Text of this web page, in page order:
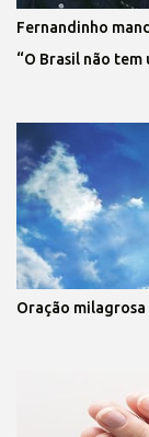
Fernandinho
“O Brasil não tem
Oração